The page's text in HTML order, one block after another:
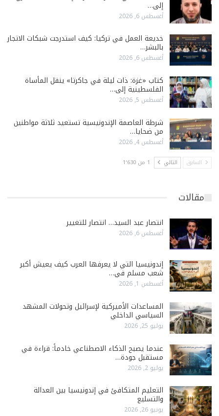
إلى…
أغسطس 6, 2026
خديعة العمل في تركيا: كيف استدرجت شبكات الاتجار
بالبشر…
أغسطس 6, 2026
كتاب «غزة: ذات ليلة في جاكرتا» ينقل المأساة
الفلسطينية إلى…
أغسطس 5, 2026
شرطة العاصمة الإندونيسية تستعيد ثلاثة مواطنين
من ضحايا…
أغسطس 4, 2026
السابق التالي 1 من 1٬630
مقالات
انتصار عبد السيد… انتصار للتغيير
أغسطس 6, 2026
إندونيسيا التي لا يعرفها العرب كيف يعيش أكبر
شعب مسلم في…
أغسطس 1, 2026
المساعدات الأميركية لإسرائيل وتحولات المشهد
السياسي الداخلي
يوليو 25, 2026
عندما يصبح الذكاء الاصطناعي خادماً: قراءة في
مستقبل جودة…
يوليو 2, 2026
التعليم المتكافئ في إندونيسيا بين العدالة
والتسليع
يونيو 26, 2026